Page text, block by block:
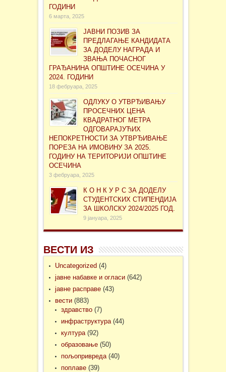
ГОДИНИ
6 марта, 2025
ЈАВНИ ПОЗИВ ЗА
ПРЕДЛАГАЊЕ КАНДИДАТА
ЗА ДОДЕЛУ НАГРАДА И
ЗВАЊА ПОЧАСНОГ
ГРАЂАНИНА ОПШТИНЕ ОСЕЧИНА У
2024. ГОДИНИ
18 фебруара, 2025
ОДЛУКУ О УТВРЂИВАЊУ
ПРОСЕЧНИХ ЦЕНА
КВАДРАТНОГ МЕТРА
ОДГОВАРАЈУЋИХ
НЕПОКРЕТНОСТИ ЗА УТВРЂИВАЊЕ
ПОРЕЗА НА ИМОВИНУ ЗА 2025.
ГОДИНУ НА ТЕРИТОРИЈИ ОПШТИНЕ
ОСЕЧИНА
3 фебруара, 2025
К О Н К У Р С ЗА ДОДЕЛУ
СТУДЕНТСКИХ СТИПЕНДИЈА
ЗА ШКОЛСКУ 2024/2025 ГОД.
9 јануара, 2025
ВЕСТИ ИЗ
Uncategorized(4)
јавне набавке и огласи(642)
јавне расправе(43)
вести(883)
здравство(7)
инфраструктура(44)
култура(92)
образовање(50)
пољопривреда(40)
поплаве(39)